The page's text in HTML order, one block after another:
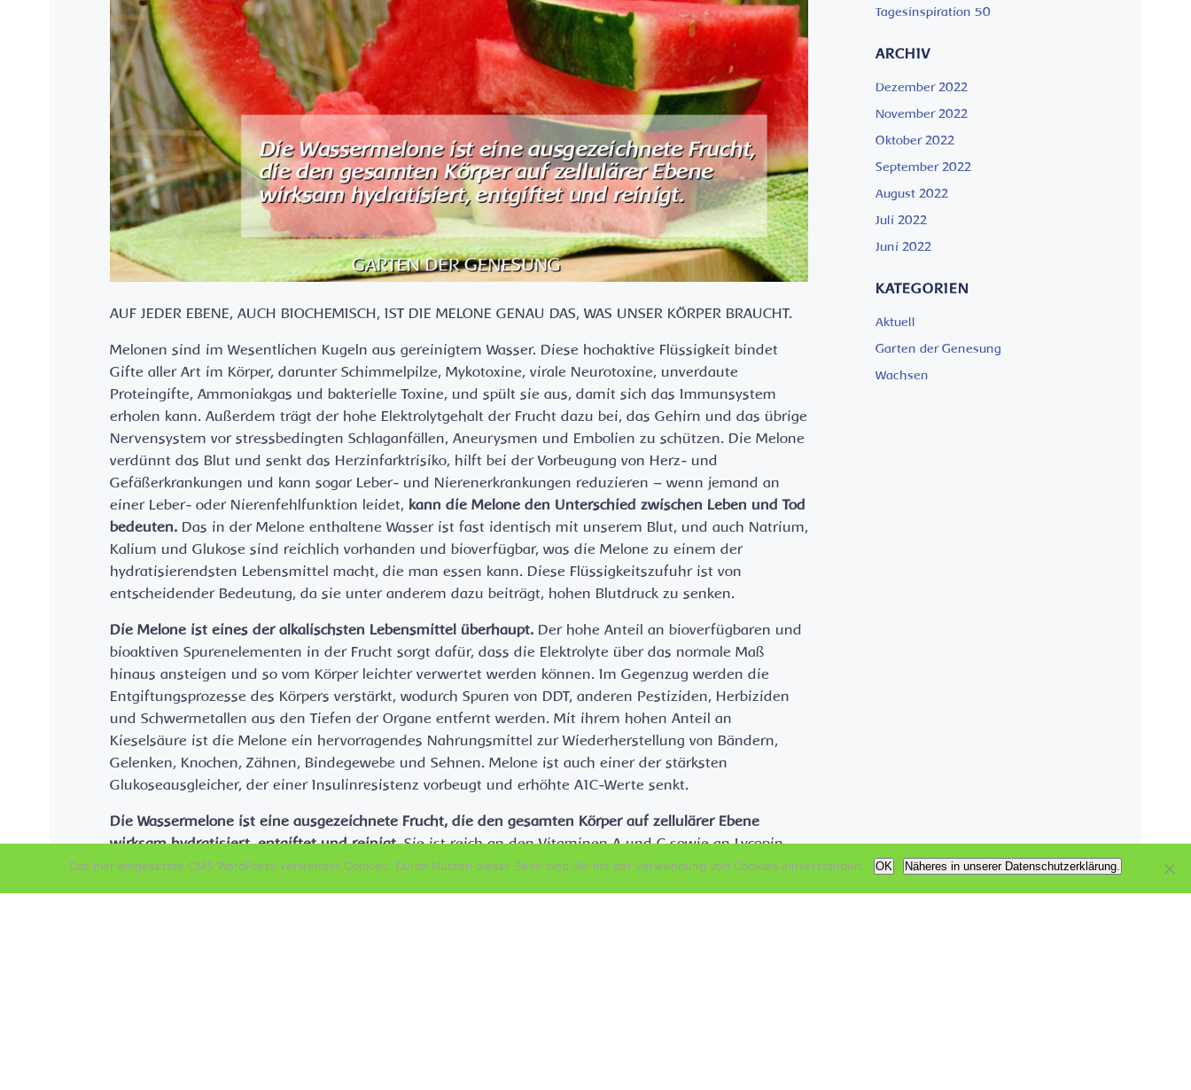
AUF JEDER EBENE, AUCH BIOCHEMISCH, IST DIE MELONE GENAU DAS, WAS UNSER KÖRPER BRAUCHT.
Melonen sind im Wesentlichen Kugeln aus gereinigtem Wasser. Diese hochaktive Flüssigkeit bindet
Gifte aller Art im Körper, darunter Schimmelpilze, Mykotoxine, virale Neurotoxine, unverdaute
Proteingifte, Ammoniakgas und bakterielle Toxine, und spült sie aus, damit sich das Immunsystem
erholen kann. Außerdem trägt der hohe Elektrolytgehalt der Frucht dazu bei, das Gehirn und das übrige
Nervensystem vor stressbedingten Schlaganfällen, Aneurysmen und Embolien zu schützen. Die Melone
verdünnt das Blut und senkt das Herzinfarktrisiko, hilft bei der Vorbeugung von Herz- und
Gefäßerkrankungen und kann sogar Leber- und Nierenerkrankungen reduzieren – wenn jemand an
einer Leber- oder Nierenfehlfunktion leidet, kann die Melone den Unterschied zwischen Leben und Tod
bedeuten. Das in der Melone enthaltene Wasser ist fast identisch mit unserem Blut, und auch Natrium,
Kalium und Glukose sind reichlich vorhanden und bioverfügbar, was die Melone zu einem der
hydratisierendsten Lebensmittel macht, die man essen kann. Diese Flüssigkeitszufuhr ist von
entscheidender Bedeutung, da sie unter anderem dazu beiträgt, hohen Blutdruck zu senken.
Die Melone ist eines der alkalischsten Lebensmittel überhaupt. Der hohe Anteil an bioverfügbaren und
bioaktiven Spurenelementen in der Frucht sorgt dafür, dass die Elektrolyte über das normale Maß
hinaus ansteigen und so vom Körper leichter verwertet werden können. Im Gegenzug werden die
Entgiftungsprozesse des Körpers verstärkt, wodurch Spuren von DDT, anderen Pestiziden, Herbiziden
und Schwermetallen aus den Tiefen der Organe entfernt werden. Mit ihrem hohen Anteil an
Kieselsäure ist die Melone ein hervorragendes Nahrungsmittel zur Wiederherstellung von Bändern,
Gelenken, Knochen, Zähnen, Bindegewebe und Sehnen. Melone ist auch einer der stärksten
Glukoseausgleicher, der einer Insulinresistenz vorbeugt und erhöhte A1C-Werte senkt.
Die Wassermelone ist eine ausgezeichnete Frucht, die den gesamten Körper auf zellulärer Ebene
wirksam hydratisiert, entgiftet und reinigt. Sie ist reich an den Vitaminen A und C sowie an Lycopin,
Beta-Carotin, Lutein und Zeaxanthin, die hervorragend vor Lungen-, Mund-, Bauchspeicheldrüsen-,
Tagesinspiration 50
ARCHIV
Dezember 2022
November 2022
Oktober 2022
September 2022
August 2022
Juli 2022
Juni 2022
KATEGORIEN
Aktuell
Garten der Genesung
Wachsen
Das hier eingesetzte CMS WordPress verwendet Cookies. Durch Nutzen dieser Seite sind Sie mit der Verwendung von Cookies einverstanden. OK Näheres in unserer Datenschutzerklärung.